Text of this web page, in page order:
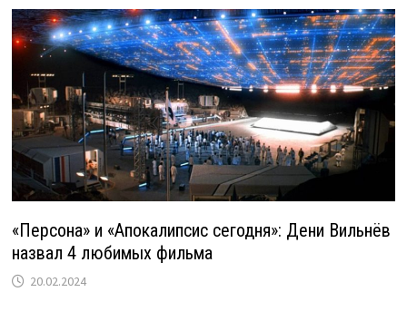
«Персона» и «Апокалипсис сегодня»: Дени Вильнёв
назвал 4 любимых фильма
20.02.2024